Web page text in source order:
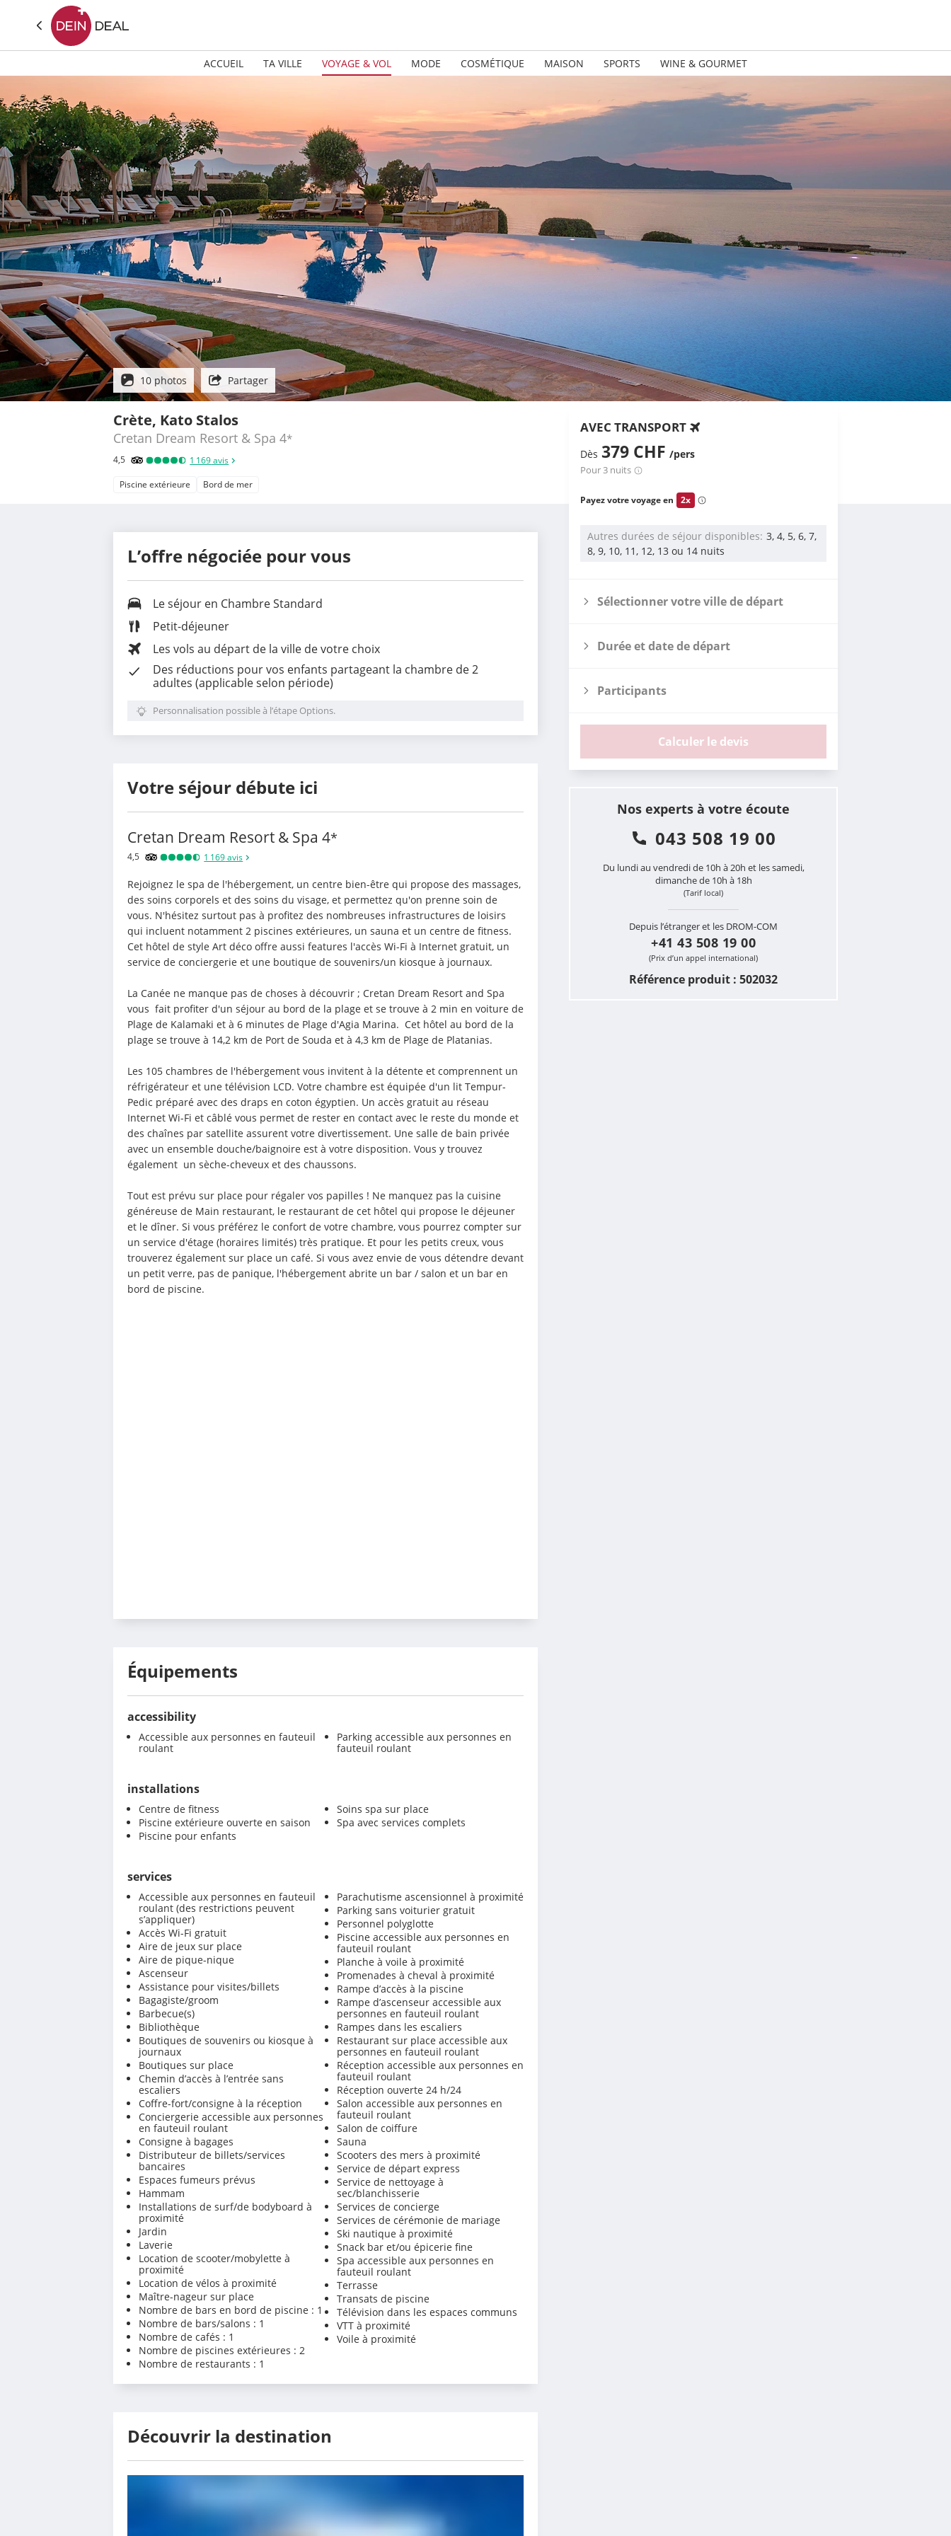
ACCUEIL TA VILLE VOYAGE & VOL MODE COSMÉTIQUE MAISON SPORTS WINE & GOURMET
10 photos Partager
Crète, Kato Stalos
Cretan Dream Resort & Spa 4*
4,5 1 169avis
Piscine extérieure Bord de mer
AVEC TRANSPORT
Dès 379 CHF /pers
Pour 3 nuits
Payez votre voyage en 2x
Autres durées de séjour disponibles 3, 4, 5, 6, 7,
8, 9, 10, 11, 12, 13 ou 14 nuits
Sélectionner votre ville de départ
Durée et date de départ
Participants
Calculer le devis
Nos experts à votre écoute
043 508 19 00
Du lundi au vendredi de 10h à 20h et les samedi,
dimanche de 10h à 18h
(Tarif local)
Depuis l’étranger et les DROM-COM
+41 43 508 19 00
(Prix d’un appel international)
Référence produit : 502032
L’offre négociée pour vous
Le séjour en Chambre Standard
Petit-déjeuner
Les vols au départ de la ville de votre choix
Des réductions pour vos enfants partageant la chambre de 2
adultes (applicable selon période)
Personnalisation possible à l’étape Options.
Votre séjour débute ici
Cretan Dream Resort & Spa 4*
4,5 1 169avis
Rejoignez le spa de l'hébergement, un centre bien-être qui propose des massages,
des soins corporels et des soins du visage, et permettez qu'on prenne soin de
vous. N'hésitez surtout pas à profitez des nombreuses infrastructures de loisirs
qui incluent notamment 2 piscines extérieures, un sauna et un centre de fitness.
Cet hôtel de style Art déco offre aussi features l'accès Wi-Fi à Internet gratuit, un
service de conciergerie et une boutique de souvenirs/un kiosque à journaux.
La Canée ne manque pas de choses à découvrir ; Cretan Dream Resort and Spa
vous  fait profiter d'un séjour au bord de la plage et se trouve à 2 min en voiture de
Plage de Kalamaki et à 6 minutes de Plage d'Agia Marina.  Cet hôtel au bord de la
plage se trouve à 14,2 km de Port de Souda et à 4,3 km de Plage de Platanias.
Les 105 chambres de l'hébergement vous invitent à la détente et comprennent un
réfrigérateur et une télévision LCD. Votre chambre est équipée d'un lit Tempur-
Pedic préparé avec des draps en coton égyptien. Un accès gratuit au réseau
Internet Wi-Fi et câblé vous permet de rester en contact avec le reste du monde et
des chaînes par satellite assurent votre divertissement. Une salle de bain privée
avec un ensemble douche/baignoire est à votre disposition. Vous y trouvez
également  un sèche-cheveux et des chaussons.
Tout est prévu sur place pour régaler vos papilles ! Ne manquez pas la cuisine
généreuse de Main restaurant, le restaurant de cet hôtel qui propose le déjeuner
et le dîner. Si vous préférez le confort de votre chambre, vous pourrez compter sur
un service d'étage (horaires limités) très pratique. Et pour les petits creux, vous
trouverez également sur place un café. Si vous avez envie de vous détendre devant
un petit verre, pas de panique, l'hébergement abrite un bar / salon et un bar en
bord de piscine.
Équipements
accessibility
Accessible aux personnes en fauteuil
roulant
Parking accessible aux personnes en
fauteuil roulant
installations
Centre de fitness
Piscine extérieure ouverte en saison
Piscine pour enfants
Soins spa sur place
Spa avec services complets
services
Accessible aux personnes en fauteuil
roulant (des restrictions peuvent
s’appliquer)
Accès Wi-Fi gratuit
Aire de jeux sur place
Aire de pique-nique
Ascenseur
Assistance pour visites/billets
Bagagiste/groom
Barbecue(s)
Bibliothèque
Boutiques de souvenirs ou kiosque à
journaux
Boutiques sur place
Chemin d’accès à l’entrée sans
escaliers
Coffre-fort/consigne à la réception
Conciergerie accessible aux personnes
en fauteuil roulant
Consigne à bagages
Distributeur de billets/services
bancaires
Espaces fumeurs prévus
Hammam
Installations de surf/de bodyboard à
proximité
Jardin
Laverie
Location de scooter/mobylette à
proximité
Location de vélos à proximité
Maître-nageur sur place
Nombre de bars en bord de piscine : 1
Nombre de bars/salons : 1
Nombre de cafés : 1
Nombre de piscines extérieures : 2
Nombre de restaurants : 1
Parachutisme ascensionnel à proximité
Parking sans voiturier gratuit
Personnel polyglotte
Piscine accessible aux personnes en
fauteuil roulant
Planche à voile à proximité
Promenades à cheval à proximité
Rampe d’accès à la piscine
Rampe d’ascenseur accessible aux
personnes en fauteuil roulant
Rampes dans les escaliers
Restaurant sur place accessible aux
personnes en fauteuil roulant
Réception accessible aux personnes en
fauteuil roulant
Réception ouverte 24 h/24
Salon accessible aux personnes en
fauteuil roulant
Salon de coiffure
Sauna
Scooters des mers à proximité
Service de départ express
Service de nettoyage à
sec/blanchisserie
Services de concierge
Services de cérémonie de mariage
Ski nautique à proximité
Snack bar et/ou épicerie fine
Spa accessible aux personnes en
fauteuil roulant
Terrasse
Transats de piscine
Télévision dans les espaces communs
VTT à proximité
Voile à proximité
Découvrir la destination